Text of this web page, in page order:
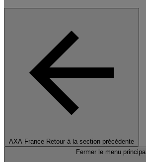
AXA France Retour à la section précédente
Fermer le menu principal